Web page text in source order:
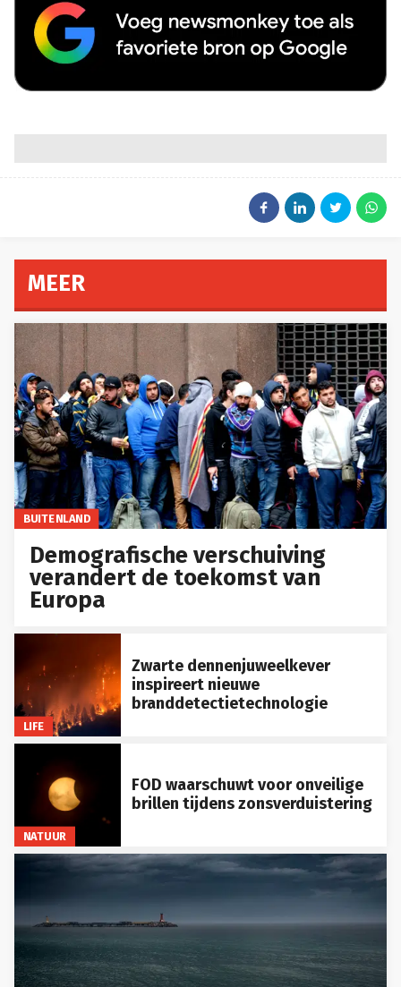
MEER
BUITENLAND
Demografische verschuiving
verandert de toekomst van
Europa
LIFE
Zwarte dennenjuweelkever
inspireert nieuwe
branddetectietechnologie
NATUUR
FOD waarschuwt voor onveilige
brillen tijdens zonsverduistering